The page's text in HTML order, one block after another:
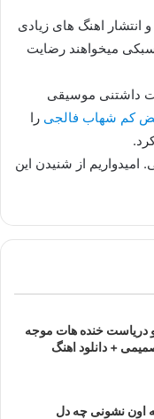
انتشار اهنگ های زیادی
میخواهند رضایت
داشتنی موسیقی
کم شهاب فالجی را
از شنیدن این
دریاست خنده هات موجه
+ دانلود اهنگ
اون نشونی چه دل